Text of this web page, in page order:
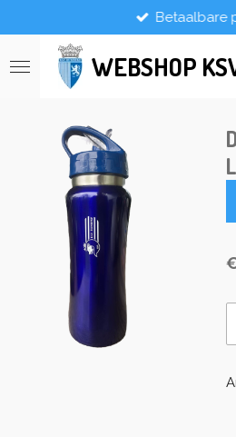
direct
naar
de
WEBSHOP
Betaalbare